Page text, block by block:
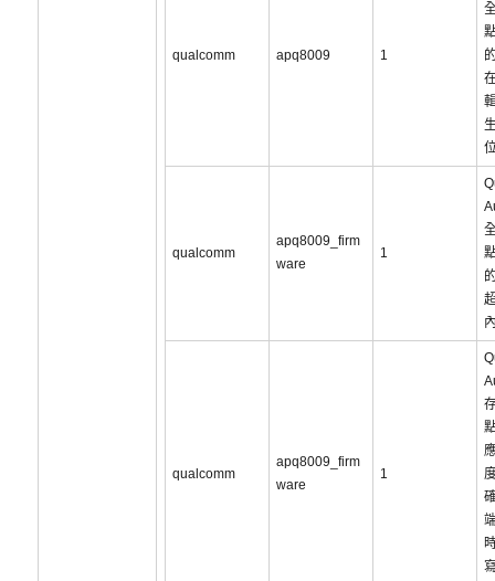
qualcomm apq8009 1
qualcomm
apq8009_firm
ware
1
qualcomm
apq8009_firm
ware
1